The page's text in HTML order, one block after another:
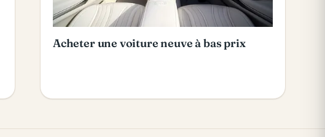
Acheter une voiture neuve à bas prix